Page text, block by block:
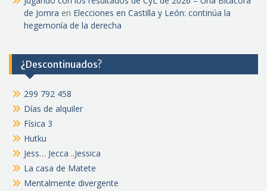
de Jomra en Elecciones en Castilla y León: continúa la
hegemonía de la derecha
¿Descontinuados?
299 792 458
Días de alquiler
Física 3
Hutku
Jess… Jecca ..Jessica
La casa de Matete
Mentalmente divergente